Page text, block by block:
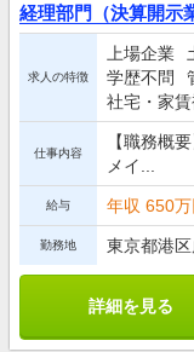
経理部門（決算開
求人の特徴
上場企業
学歴不問
社宅・家賃
仕事内容
【職務概
メイ...
給与 年収 650
勤務地 東京都港
詳細を見る